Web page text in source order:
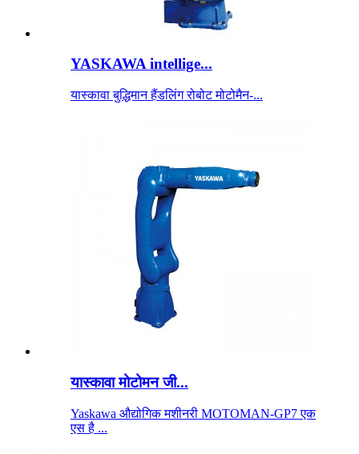
YASKAWA intellige...
यास्कावा बुद्धिमान हैंडलिंग रोबोट मोटोमैन-...
यास्कावा मोटोमन जी...
Yaskawa औद्योगिक मशीनरी MOTOMAN-GP7 एक
एस है ...